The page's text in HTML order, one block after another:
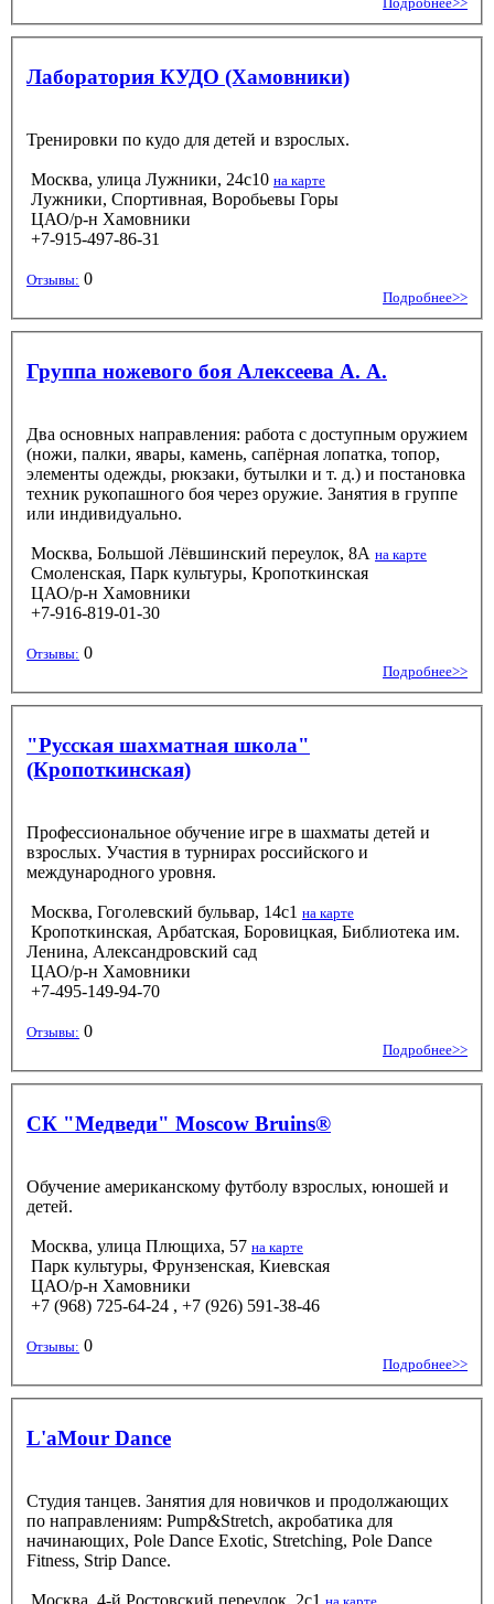
Лаборатория КУДО (Хамовники)
Тренировки по кудо для детей и взрослых.
Москва, улица Лужники, 24с10 на карте
Лужники, Спортивная, Воробьевы Горы
ЦАО/р-н Хамовники
+7-915-497-86-31
Отзывы: 0
Подробнее>>
Группа ножевого боя Алексеева А. А.
Два основных направления: работа с доступным оружием
(ножи, палки, явары, камень, сапёрная лопатка, топор,
элементы одежды, рюкзаки, бутылки и т. д.) и постановка
техник рукопашного боя через оружие. Занятия в группе
или индивидуально.
Москва, Большой Лёвшинский переулок, 8А на карте
Смоленская, Парк культуры, Кропоткинская
ЦАО/р-н Хамовники
+7-916-819-01-30
Отзывы: 0
Подробнее>>
"Русская шахматная школа"
(Кропоткинская)
Профессиональное обучение игре в шахматы детей и
взрослых. Участия в турнирах российского и
международного уровня.
Москва, Гоголевский бульвар, 14с1 на карте
Кропоткинская, Арбатская, Боровицкая, Библиотека им.
Ленина, Александровский сад
ЦАО/р-н Хамовники
+7-495-149-94-70
Отзывы: 0
Подробнее>>
СК "Медведи" Moscow Bruins®
Обучение американскому футболу взрослых, юношей и
детей.
Москва, улица Плющиха, 57 на карте
Парк культуры, Фрунзенская, Киевская
ЦАО/р-н Хамовники
+7 (968) 725-64-24 , +7 (926) 591-38-46
Отзывы: 0
Подробнее>>
L'aMour Dance
Студия танцев. Занятия для новичков и продолжающих
по направлениям: Pump&Stretch, акробатика для
начинающих, Pole Dance Exotic, Stretching, Pole Dance
Fitness, Strip Dance.
Москва, 4-й Ростовский переулок, 2с1